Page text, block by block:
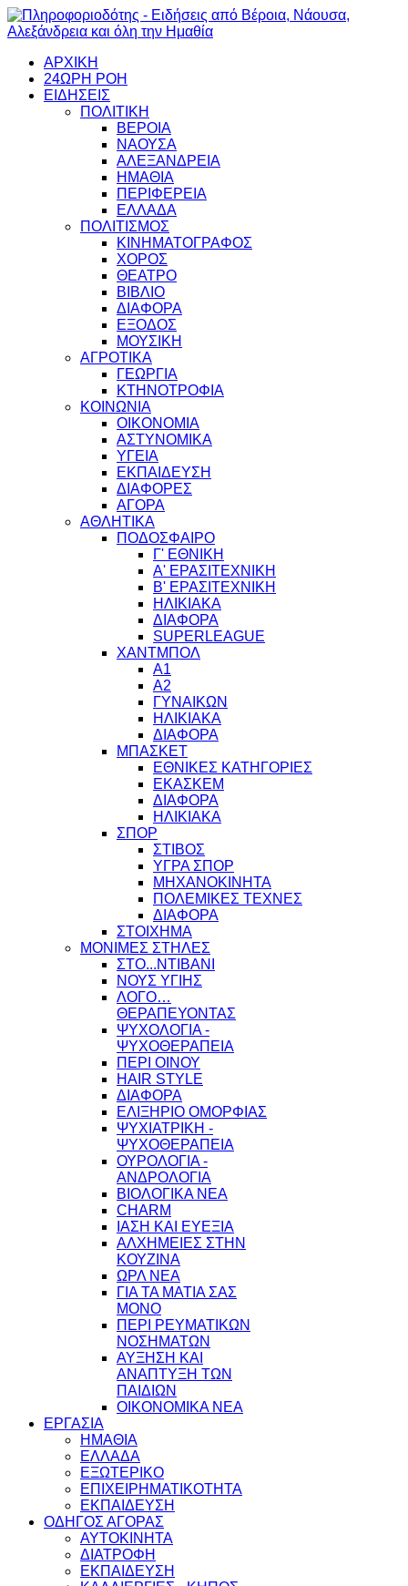
ΑΡΧΙΚΗ
24ΩΡΗ ΡΟΗ
ΕΙΔΗΣΕΙΣ
ΠΟΛΙΤΙΚΗ
ΒΕΡΟΙΑ
ΝΑΟΥΣΑ
ΑΛΕΞΑΝΔΡΕΙΑ
ΗΜΑΘΙΑ
ΠΕΡΙΦΕΡΕΙΑ
ΕΛΛΑΔΑ
ΠΟΛΙΤΙΣΜΟΣ
ΚΙΝΗΜΑΤΟΓΡΑΦΟΣ
ΧΟΡΟΣ
ΘΕΑΤΡΟ
ΒΙΒΛΙΟ
ΔΙΑΦΟΡΑ
ΕΞΟΔΟΣ
ΜΟΥΣΙΚΗ
ΑΓΡΟΤΙΚΑ
ΓΕΩΡΓΙΑ
ΚΤΗΝΟΤΡΟΦΙΑ
ΚΟΙΝΩΝΙΑ
ΟΙΚΟΝΟΜΙΑ
ΑΣΤΥΝΟΜΙΚΑ
ΥΓΕΙΑ
ΕΚΠΑΙΔΕΥΣΗ
ΔΙΑΦΟΡΕΣ
ΑΓΟΡΑ
ΑΘΛΗΤΙΚΑ
ΠΟΔΟΣΦΑΙΡΟ
Γ' ΕΘΝΙΚΗ
Α' ΕΡΑΣΙΤΕΧΝΙΚΗ
Β' ΕΡΑΣΙΤΕΧΝΙΚΗ
ΗΛΙΚΙΑΚΑ
ΔΙΑΦΟΡΑ
SUPERLEAGUE
ΧΑΝΤΜΠΟΛ
Α1
Α2
ΓΥΝΑΙΚΩΝ
ΗΛΙΚΙΑΚΑ
ΔΙΑΦΟΡΑ
ΜΠΑΣΚΕΤ
ΕΘΝΙΚΕΣ ΚΑΤΗΓΟΡΙΕΣ
ΕΚΑΣΚΕΜ
ΔΙΑΦΟΡΑ
ΗΛΙΚΙΑΚΑ
ΣΠΟΡ
ΣΤΙΒΟΣ
ΥΓΡΑ ΣΠΟΡ
ΜΗΧΑΝΟΚΙΝΗΤΑ
ΠΟΛΕΜΙΚΕΣ ΤΕΧΝΕΣ
ΔΙΑΦΟΡΑ
ΣΤΟΙΧΗΜΑ
ΜΟΝΙΜΕΣ ΣΤΗΛΕΣ
ΣΤΟ...ΝΤΙΒΑΝΙ
ΝΟΥΣ ΥΓΙΗΣ
ΛΟΓΟ…
ΘΕΡΑΠΕΥΟΝΤΑΣ
ΨΥΧΟΛΟΓΙΑ -
ΨΥΧΟΘΕΡΑΠΕΙΑ
ΠΕΡΙ ΟΙΝΟΥ
HAIR STYLE
ΔΙΑΦΟΡΑ
ΕΛΙΞΗΡΙΟ ΟΜΟΡΦΙΑΣ
ΨΥΧΙΑΤΡΙΚΗ -
ΨΥΧΟΘΕΡΑΠΕΙΑ
ΟΥΡΟΛΟΓΙΑ -
ΑΝΔΡΟΛΟΓΙΑ
ΒΙΟΛΟΓΙΚΑ ΝΕΑ
CHARM
ΙΑΣΗ ΚΑΙ ΕΥΕΞΙΑ
ΑΛΧΗΜΕΙΕΣ ΣΤΗΝ
ΚΟΥΖΙΝΑ
ΩΡΛ ΝEA
ΓΙΑ ΤΑ ΜΑΤΙΑ ΣΑΣ
ΜΟΝΟ
ΠΕΡΙ ΡΕΥΜΑΤΙΚΩΝ
ΝΟΣΗΜΑΤΩΝ
ΑΥΞΗΣΗ ΚΑΙ
ΑΝΑΠΤΥΞΗ ΤΩΝ
ΠΑΙΔΙΩΝ
ΟΙΚΟΝΟΜΙΚΑ ΝΕΑ
ΕΡΓΑΣΙΑ
ΗΜΑΘΙΑ
ΕΛΛΑΔΑ
ΕΞΩΤΕΡΙΚΟ
ΕΠΙΧΕΙΡΗΜΑΤΙΚΟΤΗΤΑ
ΕΚΠΑΙΔΕΥΣΗ
ΟΔΗΓΟΣ ΑΓΟΡΑΣ
ΑΥΤΟΚΙΝΗΤΑ
ΔΙΑΤΡΟΦΗ
ΕΚΠΑΙΔΕΥΣΗ